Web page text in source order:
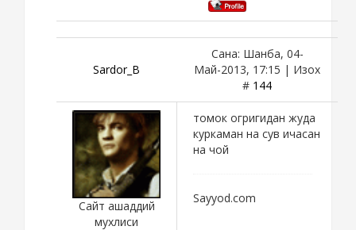
Sardor_B
Сана: Шанба, 04-
Май-2013, 17:15 | Изох
# 144
Сайт ашаддий
мухлиси
томок огригидан жуда
куркаман на сув ичасан
на чой
Sayyod.com